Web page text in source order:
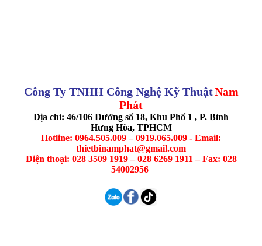
Công Ty TNHH Công Nghệ Kỹ ThuậtNam
Phát
Địa chỉ: 46/106 Đường số 18, Khu Phố 1 , P. Bình
Hưng Hòa, TPHCM
Hotline: 0964.505.009 – 0919.065.009 - Email:
thietbinamphat@gmail.com
Điện thoại: 028 3509 1919 – 028 6269 1911 – Fax: 028
54002956